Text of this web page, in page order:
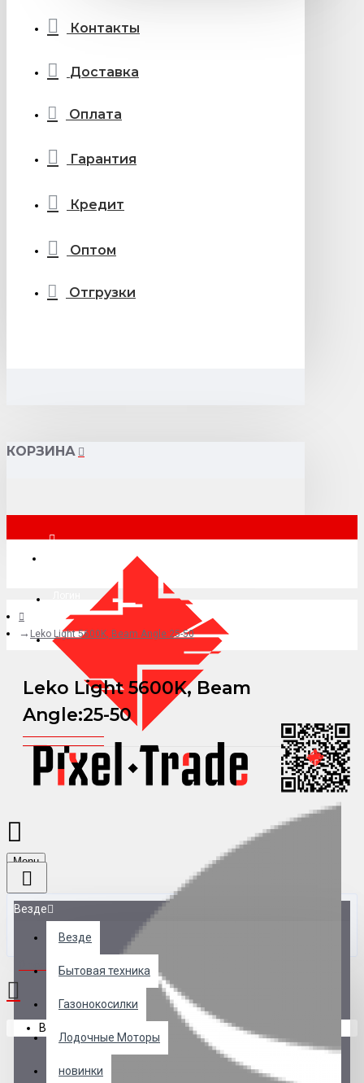
Контакты
Доставка
Оплата
Гарантия
Кредит
Оптом
Отгрузки
КОРЗИНА
+7 (495) 015-41-41
Menu
Везде
Везде
Бытовая техника
Газонокосилки
Лодочные Моторы
новинки
0 товар(ов) - 0 р.
В корзине пусто!
Leko Light 5600K, Beam Angle:25-50
Leko Light 5600K, Beam
Angle:25-50